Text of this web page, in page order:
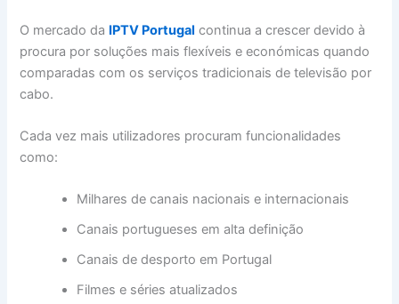
O mercado da IPTV Portugal continua a crescer devido à
procura por soluções mais flexíveis e económicas quando
comparadas com os serviços tradicionais de televisão por
cabo.
Cada vez mais utilizadores procuram funcionalidades
como:
Milhares de canais nacionais e internacionais
Canais portugueses em alta definição
Canais de desporto em Portugal
Filmes e séries atualizados